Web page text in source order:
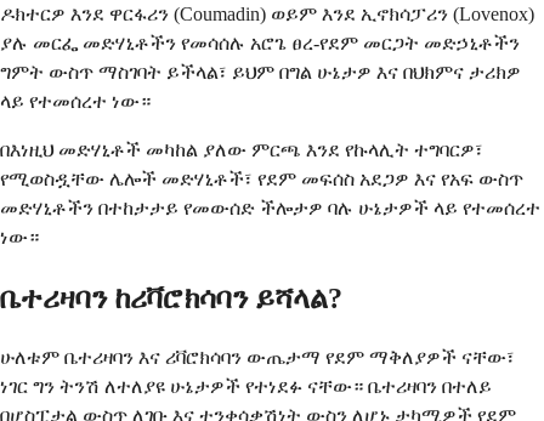
ዶክተርዎ እንደ ዋርፋሪን (Coumadin) ወይም እንደ ኢኖክሳፓሪን (Lovenox)
ያሉ መርፌ መድሃኒቶችን የመሳሰሉ አሮጌ ፀረ-የደም መርጋት መድኃኒቶችን
ግምት ውስጥ ማስገባት ይችላል፣ ይህም በግል ሁኔታዎ እና በህክምና ታሪክዎ
ላይ የተመሰረተ ነው።
በእነዚህ መድሃኒቶች መካከል ያለው ምርጫ እንደ የኩላሊት ተግባርዎ፣
የሚወስዷቸው ሌሎች መድሃኒቶች፣ የደም መፍሰስ አደጋዎ እና የአፍ ውስጥ
መድሃኒቶችን በተከታታይ የመውሰድ ችሎታዎ ባሉ ሁኔታዎች ላይ የተመሰረተ
ነው።
ቤተሪዛባን ከሪቫሮክሳባን ይሻላል?
ሁለቱም ቤተሪዛባን እና ሪቫሮክሳባን ውጤታማ የደም ማቅለያዎች ናቸው፣
ነገር ግን ትንሽ ለተለያዩ ሁኔታዎች የተነደፉ ናቸው። ቤተሪዛባን በተለይ
በሆስፒታል ውስጥ ለገቡ እና ተንቀሳቃሽነት ውስን ለሆኑ ታካሚዎች የደም